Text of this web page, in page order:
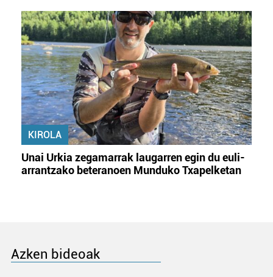
KIROLA
Unai Urkia zegamarrak laugarren egin du euli-
arrantzako beteranoen Munduko Txapelketan
Azken bideoak